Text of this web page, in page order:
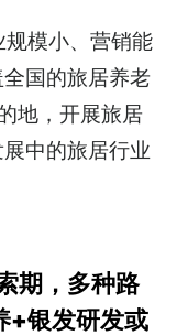
模小、营销能
国的旅居养老
地，开展旅居
中的旅居行业
期，多种路
+银发研发或